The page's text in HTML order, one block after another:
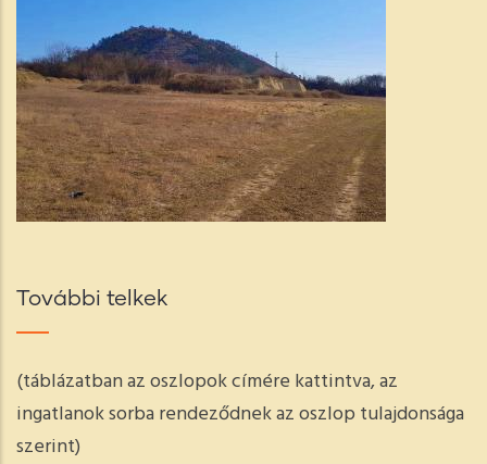
További telkek
(táblázatban az oszlopok címére kattintva, az
ingatlanok sorba rendeződnek az oszlop tulajdonsága
szerint)